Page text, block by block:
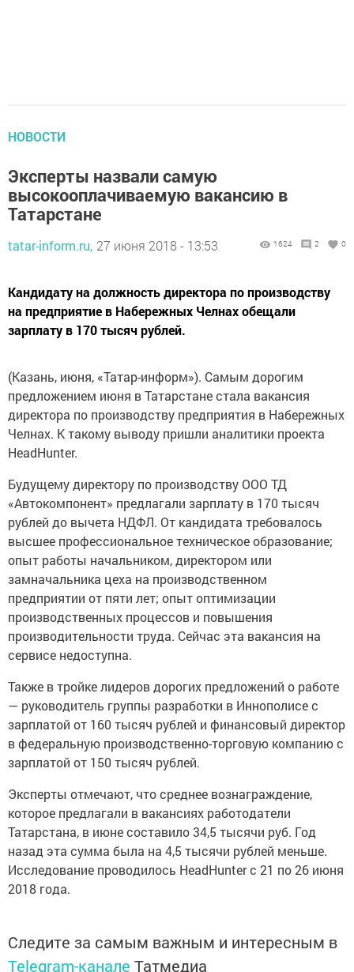
НОВОСТИ
Эксперты назвали самую
высокооплачиваемую вакансию в
Татарстане
tatar-inform.ru, 27 июня 2018 - 13:53 1624 2 0
Кандидату на должность директора по производству
на предприятие в Набережных Челнах обещали
зарплату в 170 тысяч рублей.
(Казань, июня, «Татар-информ»). Самым дорогим
предложением июня в Татарстане стала вакансия
директора по производству предприятия в Набережных
Челнах. К такому выводу пришли аналитики проекта
HeadHunter.
Будущему директору по производству ООО ТД
«Автокомпонент» предлагали зарплату в 170 тысяч
рублей до вычета НДФЛ. От кандидата требовалось
высшее профессиональное техническое образование;
опыт работы начальником, директором или
замначальника цеха на производственном
предприятии от пяти лет; опыт оптимизации
производственных процессов и повышения
производительности труда. Сейчас эта вакансия на
сервисе недоступна.
Также в тройке лидеров дорогих предложений о работе
— руководитель группы разработки в Иннополисе с
зарплатой от 160 тысяч рублей и финансовый директор
в федеральную производственно-торговую компанию с
зарплатой от 150 тысяч рублей.
Эксперты отмечают, что среднее вознаграждение,
которое предлагали в вакансиях работодатели
Татарстана, в июне составило 34,5 тысячи руб. Год
назад эта сумма была на 4,5 тысячи рублей меньше.
Исследование проводилось HeadHunter с 21 по 26 июня
2018 года.
Следите за самым важным и интересным в
Telegram-канале Татмедиа